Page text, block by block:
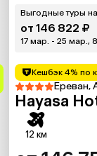
Выгодные туры
от 146 822 ₽
17 мар. - 25 мар., 8
Кешбэк 4% по
Ереван,
Hayasa
12 км